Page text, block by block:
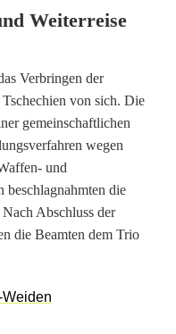
Weiterreise
Verbringen der
Tschechien von sich. Die
gemeinschaftlichen
wegen
und
beschlagnahmten die
Abschluss der
die Beamten dem Trio